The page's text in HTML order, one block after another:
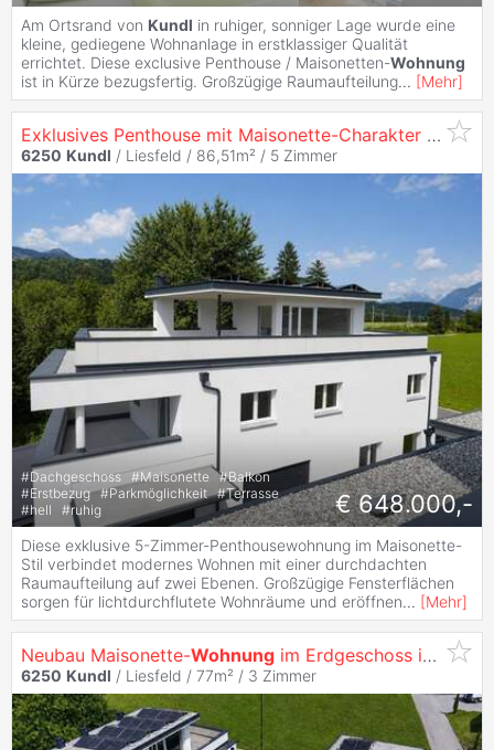
Am Ortsrand von Kundl in ruhiger, sonniger Lage wurde eine
kleine, gediegene Wohnanlage in erstklassiger Qualität
errichtet. Diese exclusive Penthouse / Maisonetten-Wohnung
ist in Kürze bezugsfertig. Großzügige Raumaufteilung... [Mehr]
Exklusives Penthouse mit Maisonette-Charakter und großzügiger Dachterrasse
6250 Kundl / Liesfeld / 86,51m² / 5 Zimmer
#Dachgeschoss #Maisonette #Balkon
#Erstbezug #Parkmöglichkeit #Terrasse
#hell #ruhig € 648.000,-
Diese exklusive 5-Zimmer-Penthousewohnung im Maisonette-
Stil verbindet modernes Wohnen mit einer durchdachten
Raumaufteilung auf zwei Ebenen. Großzügige Fensterflächen
sorgen für lichtdurchflutete Wohnräume und eröffnen... [Mehr]
Neubau Maisonette-Wohnung im Erdgeschoss in ruhiger Lage
6250 Kundl / Liesfeld / 77m² / 3 Zimmer